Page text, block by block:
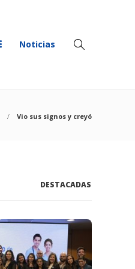
Noticias
Vio sus signos y creyó
DESTACADAS